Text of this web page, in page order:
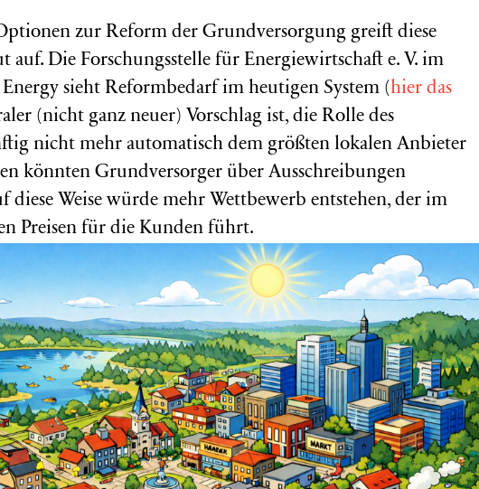
zur Reform der Grundversorgung greift diese
auf. Die Forschungsstelle für Energiewirtschaft e. V. im
sieht Reformbedarf im heutigen System (hier das
(nicht ganz neuer) Vorschlag ist, die Rolle des
nicht mehr automatisch dem größten lokalen Anbieter
könnten Grundversorger über Ausschreibungen
diese Weise würde mehr Wettbewerb entstehen, der im
Preisen für die Kunden führt.